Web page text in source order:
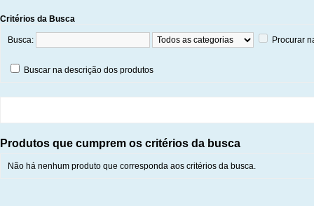
Critérios da Busca
Busca: Procurar
Buscar na descrição dos produtos
Produtos que cumprem os critérios da busca
Não há nenhum produto que corresponda aos critérios da busca.